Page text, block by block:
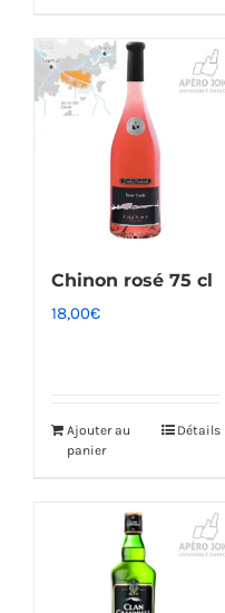
Chinon rosé 75 cl
18,00€
Ajouter au
panier
Détails